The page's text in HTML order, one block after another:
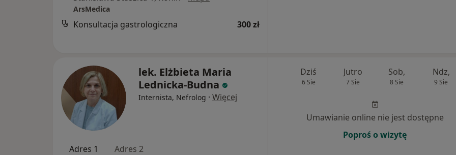
ArsMedica
Konsultacja gastrologiczna 300 zł
lek. Elżbieta Maria
Lednicka-Budna
Internista, Nefrolog · Więcej
Adres 1 Adres 2
Dziś
6 Sie
Jutro
7 Sie
Sob,
8 Sie
Ndz,
9 Sie
Umawianie online nie jest dostępne
Poproś o wizytę